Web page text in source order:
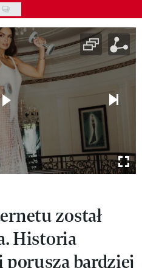
został
Historia
bardziej